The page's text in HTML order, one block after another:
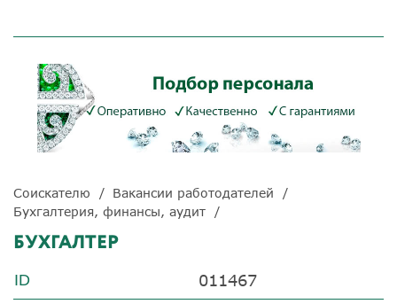
Соискателю
Вакансии работодателей
Бухгалтерия, финансы, аудит
БУХГАЛТЕР
ID 011467